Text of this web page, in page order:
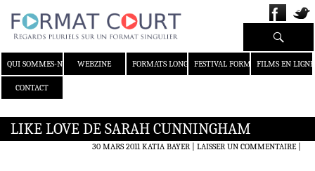
QUI SOMMES-NOUS ?WEBZINE FORMATS LONGS FESTIVAL FORMAT COURT
FILMS EN LIGNE
CONTACT
Recherche
LIKE LOVE DE SARAH CUNNINGHAM
30 MARS 2011 KATIA BAYER LAISSER UN COMMENTAIRE|